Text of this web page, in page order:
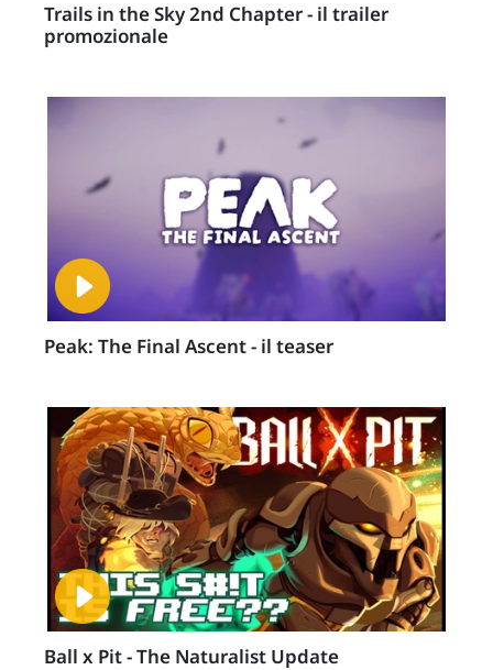
Trails in the Sky 2nd Chapter - il trailer
promozionale
Peak: The Final Ascent - il teaser
Ball x Pit - The Naturalist Update